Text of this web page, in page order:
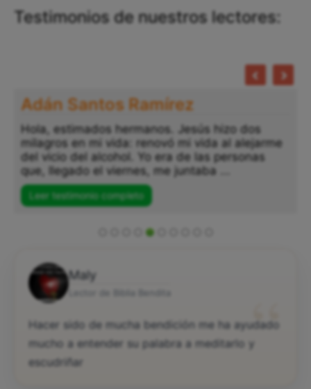
Testimonios de nuestros lectores:
Adán Santos Ramírez
Hola, estimados hermanos. Jesús hizo dos
milagros en mi vida: renovó mi vida al alejarme
del vicio del alcohol. Yo era de las personas
que, llegado el viernes, me juntaba ...
Leer testimonio completo
Maly
“
Hacer sido de mucha bendición me ha ayudado
mucho a entender su palabra a meditarlo y
escudriñar